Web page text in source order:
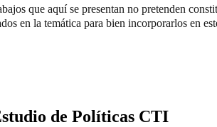
que aquí se presentan no pretenden
en la temática para bien incorporarlos en
de Políticas CTI